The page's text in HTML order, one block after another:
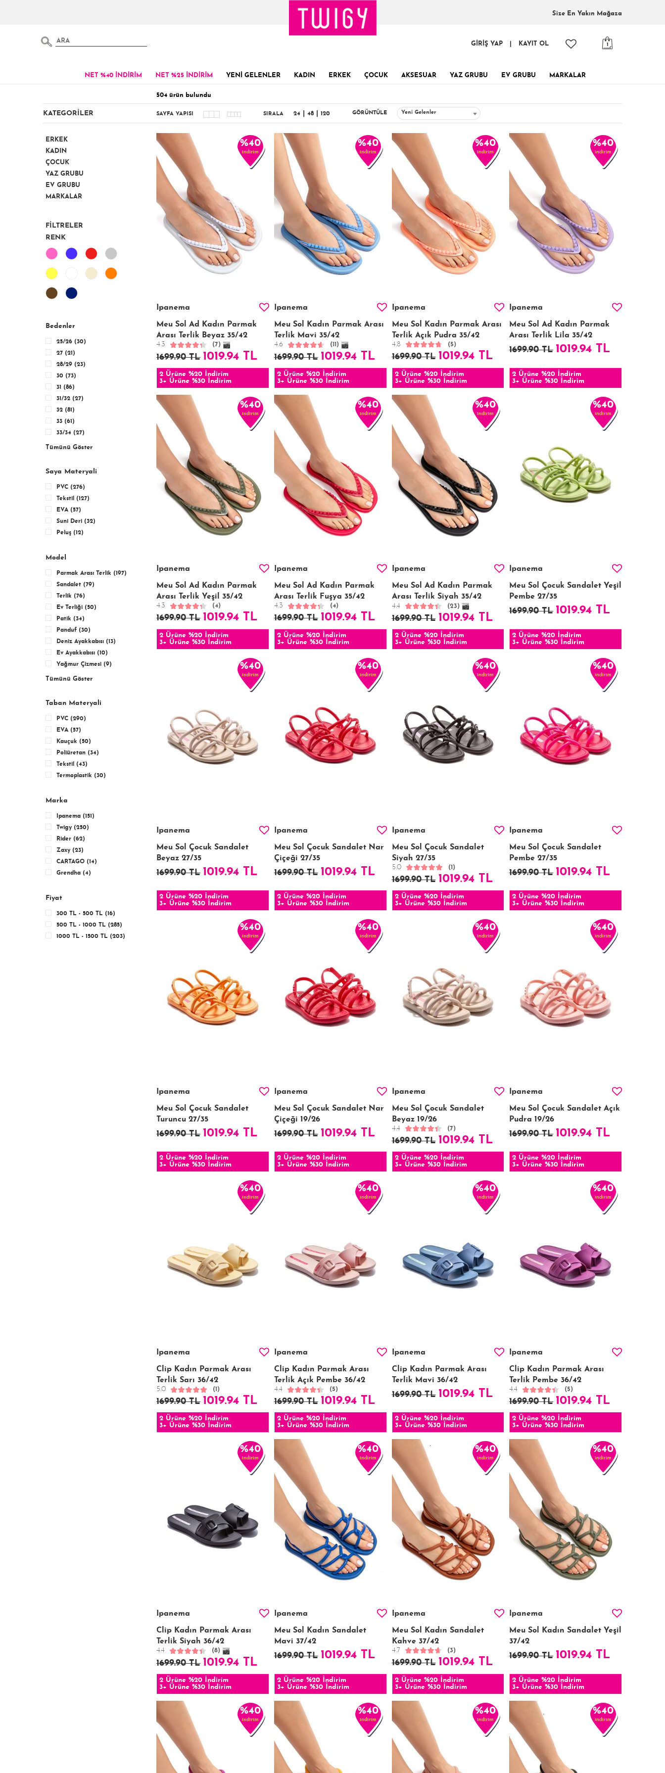
Size En Yakın Mağaza
1
GİRİŞ YAP KAYIT OL
NET %40 İNDİRİM NET %25 İNDİRİM YENİ GELENLER KADIN ERKEK ÇOCUK AKSESUAR YAZ GRUBU EV GRUBU MARKALAR
504 ürün bulundu
KATEGORİLER SAYFA YAPISI SIRALA 24 48| 120 GÖRÜNTÜLE Yeni Gelenler
ERKEK
KADIN
ÇOCUK
YAZ GRUBU
EV GRUBU
MARKALAR
FİLTRELER
RENK
Bedenler
25/26 (30)
27 (21)
28/29 (23)
30 (73)
31 (86)
31/32 (27)
32 (81)
33 (61)
33/34 (27)
Tümünü Göster
Saya Materyali
PVC (276)
Tekstil (127)
EVA (57)
Suni Deri (32)
Peluş (12)
Model
Parmak Arası Terlik (197)
Sandalet (79)
Terlik (76)
Ev Terliği (50)
Patik (34)
Panduf (30)
Deniz Ayakkabısı (13)
Ev Ayakkabısı (10)
Yağmur Çizmesi (9)
Tümünü Göster
Taban Materyali
PVC (290)
EVA (57)
Kauçuk (50)
Poliüretan (34)
Tekstil (43)
Termoplastik (30)
Marka
Ipanema (151)
Twigy (250)
Rider (62)
Zaxy (23)
CARTAGO (14)
Grendha (4)
Fiyat
300 TL - 500 TL (16)
500 TL - 1000 TL (285)
1000 TL - 1500 TL (203)
%40
indirim
Ipanema
Meu Sol Ad Kadın Parmak
Arası Terlik Beyaz 35/42
4.3 (7)
1699.90 TL 1019.94 TL
2 Ürüne %20 İndirim
3+ Ürüne %30 İndirim
%40
indirim
Ipanema
Meu Sol Kadın Parmak Arası
Terlik Mavi 35/42
4.6 (11)
1699.90 TL 1019.94 TL
2 Ürüne %20 İndirim
3+ Ürüne %30 İndirim
%40
indirim
Ipanema
Meu Sol Kadın Parmak Arası
Terlik Açık Pudra 35/42
4.8 (5)
1699.90 TL 1019.94 TL
2 Ürüne %20 İndirim
3+ Ürüne %30 İndirim
%40
indirim
Ipanema
Meu Sol Ad Kadın Parmak
Arası Terlik Lila 35/42
1699.90 TL 1019.94 TL
2 Ürüne %20 İndirim
3+ Ürüne %30 İndirim
%40
indirim
Ipanema
Meu Sol Ad Kadın Parmak
Arası Terlik Yeşil 35/42
4.3 (4)
1699.90 TL 1019.94 TL
2 Ürüne %20 İndirim
3+ Ürüne %30 İndirim
%40
indirim
Ipanema
Meu Sol Ad Kadın Parmak
Arası Terlik Fuşya 35/42
4.3 (4)
1699.90 TL 1019.94 TL
2 Ürüne %20 İndirim
3+ Ürüne %30 İndirim
%40
indirim
Ipanema
Meu Sol Ad Kadın Parmak
Arası Terlik Siyah 35/42
4.4 (23)
1699.90 TL 1019.94 TL
2 Ürüne %20 İndirim
3+ Ürüne %30 İndirim
%40
indirim
Ipanema
Meu Sol Çocuk Sandalet Yeşil
Pembe 27/35
1699.90 TL 1019.94 TL
2 Ürüne %20 İndirim
3+ Ürüne %30 İndirim
%40
indirim
Ipanema
Meu Sol Çocuk Sandalet
Beyaz 27/35
1699.90 TL 1019.94 TL
2 Ürüne %20 İndirim
3+ Ürüne %30 İndirim
%40
indirim
Ipanema
Meu Sol Çocuk Sandalet Nar
Çiçeği 27/35
1699.90 TL 1019.94 TL
2 Ürüne %20 İndirim
3+ Ürüne %30 İndirim
%40
indirim
Ipanema
Meu Sol Çocuk Sandalet
Siyah 27/35
5.0 (1)
1699.90 TL 1019.94 TL
2 Ürüne %20 İndirim
3+ Ürüne %30 İndirim
%40
indirim
Ipanema
Meu Sol Çocuk Sandalet
Pembe 27/35
1699.90 TL 1019.94 TL
2 Ürüne %20 İndirim
3+ Ürüne %30 İndirim
%40
indirim
Ipanema
Meu Sol Çocuk Sandalet
Turuncu 27/35
1699.90 TL 1019.94 TL
2 Ürüne %20 İndirim
3+ Ürüne %30 İndirim
%40
indirim
Ipanema
Meu Sol Çocuk Sandalet Nar
Çiçeği 19/26
1699.90 TL 1019.94 TL
2 Ürüne %20 İndirim
3+ Ürüne %30 İndirim
%40
indirim
Ipanema
Meu Sol Çocuk Sandalet
Beyaz 19/26
4.4 (7)
1699.90 TL 1019.94 TL
2 Ürüne %20 İndirim
3+ Ürüne %30 İndirim
%40
indirim
Ipanema
Meu Sol Çocuk Sandalet Açık
Pudra 19/26
1699.90 TL 1019.94 TL
2 Ürüne %20 İndirim
3+ Ürüne %30 İndirim
%40
indirim
Ipanema
Clip Kadın Parmak Arası
Terlik Sarı 36/42
5.0 (1)
1699.90 TL 1019.94 TL
2 Ürüne %20 İndirim
3+ Ürüne %30 İndirim
%40
indirim
Ipanema
Clip Kadın Parmak Arası
Terlik Açık Pembe 36/42
4.4 (5)
1699.90 TL 1019.94 TL
2 Ürüne %20 İndirim
3+ Ürüne %30 İndirim
%40
indirim
Ipanema
Clip Kadın Parmak Arası
Terlik Mavi 36/42
1699.90 TL 1019.94 TL
2 Ürüne %20 İndirim
3+ Ürüne %30 İndirim
%40
indirim
Ipanema
Clip Kadın Parmak Arası
Terlik Pembe 36/42
4.4 (5)
1699.90 TL 1019.94 TL
2 Ürüne %20 İndirim
3+ Ürüne %30 İndirim
%40
indirim
Ipanema
Clip Kadın Parmak Arası
Terlik Siyah 36/42
4.4 (8)
1699.90 TL 1019.94 TL
2 Ürüne %20 İndirim
3+ Ürüne %30 İndirim
%40
indirim
Ipanema
Meu Sol Kadın Sandalet
Mavi 37/42
1699.90 TL 1019.94 TL
2 Ürüne %20 İndirim
3+ Ürüne %30 İndirim
%40
indirim
Ipanema
Meu Sol Kadın Sandalet
Kahve 37/42
4.7 (3)
1699.90 TL 1019.94 TL
2 Ürüne %20 İndirim
3+ Ürüne %30 İndirim
%40
indirim
Ipanema
Meu Sol Kadın Sandalet Yeşil
37/42
1699.90 TL 1019.94 TL
2 Ürüne %20 İndirim
3+ Ürüne %30 İndirim
%40
indirim
%40
indirim
%40
indirim
%40
indirim